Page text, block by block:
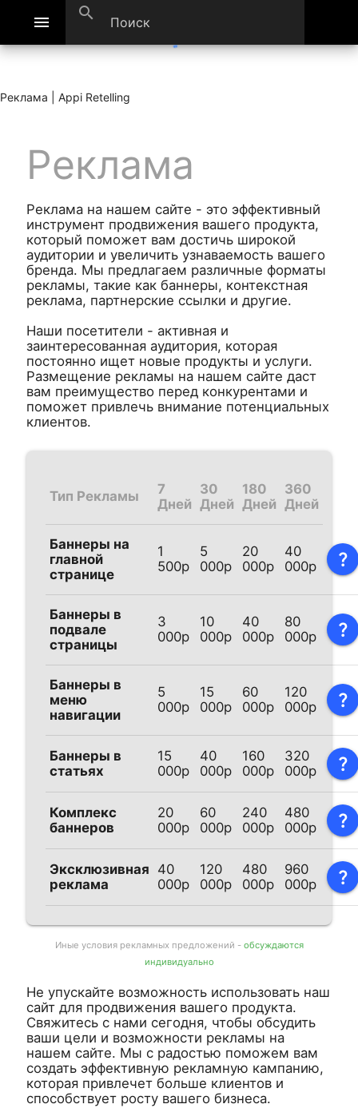
menu search
Реклама | Appi Retelling
Реклама
Реклама на нашем сайте - это эффективный
инструмент продвижения вашего продукта,
который поможет вам достичь широкой
аудитории и увеличить узнаваемость вашего
бренда. Мы предлагаем различные форматы
рекламы, такие как баннеры, контекстная
реклама, партнерские ссылки и другие.
Наши посетители - активная и
заинтересованная аудитория, которая
постоянно ищет новые продукты и услуги.
Размещение рекламы на нашем сайте даст
вам преимущество перед конкурентами и
поможет привлечь внимание потенциальных
клиентов.
Тип Рекламы
7
Дней
30
Дней
180
Дней
360
Дней
Баннеры на
главной
странице
1
500р
5
000р
20
000р
40
000р
question_mark
Баннеры в
подвале
страницы
3
000р
10
000р
40
000р
80
000р
question_mark
Баннеры в
меню
навигации
5
000р
15
000р
60
000р
120
000р
question_mark
Баннеры в
статьях
15
000р
40
000р
160
000р
320
000р
question_mark
Комплекс
баннеров
20
000р
60
000р
240
000р
480
000р
question_mark
Эксклюзивная
реклама
40
000р
120
000р
480
000р
960
000р
question_mark
Иные условия рекламных предложений - обсуждаются
индивидуально
Не упускайте возможность использовать наш
сайт для продвижения вашего продукта.
Свяжитесь с нами сегодня, чтобы обсудить
ваши цели и возможности рекламы на
нашем сайте. Мы с радостью поможем вам
создать эффективную рекламную кампанию,
которая привлечет больше клиентов и
способствует росту вашего бизнеса.